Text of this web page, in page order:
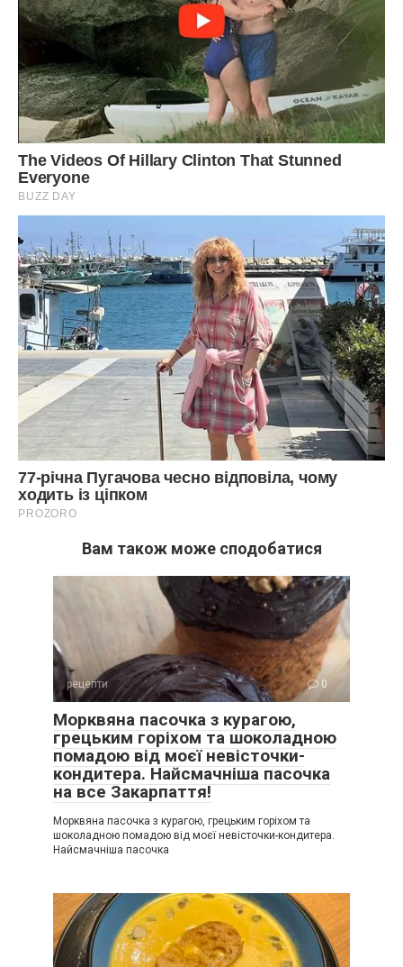
Вам також може сподобатися
рецепти 0
Морквяна пасочка з курагою,
грецьким горіхом та шоколадною
помадою від моєї невісточки-
кондитера. Найсмачніша пасочка
на все Закарпаття!
Морквяна пасочка з курагою, грецьким горіхом та
шоколадною помадою від моєї невісточки-кондитера.
Найсмачніша пасочка